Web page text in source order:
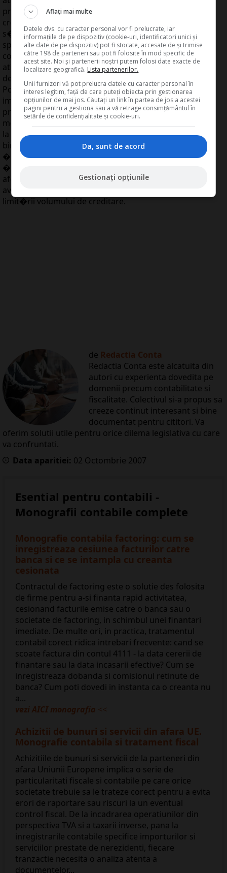
procesului de expansiune stimulat de avansul
creditelor, apreciaz� Berglof. "O �ncetinire ar putea
s� fie bun� pentru aceste ��ri. Economiile lor, �n
special la nivelul sectoarelor imobiliar �i de
construc�ii, au crescut �ntr-un ritm prea accelerat,
ating�nd, �n unele cazuri, niveluri nesustenabile", a
declarat el.
Potrivit raportului B�ncii Mondiale, m�surile
implementate de cei zece membri noi ai UE
premerg�toare ader�rii la zona euro, asociate cu
monitorizarea acestor ��ri de c�tre autorit��ile de
la Bruxelles, le-au asigurat capacitatea de a dep�i cu
bine criza din sectorul financiar. �ns� �n condi�iile
�n care criza financiar� nu s-a �ncheiat �nc�,
��rile emergente risc� �n continuare s� fie
afectate, prin schimburile comerciale, de �ncetinirea
avansului economic �n statele dezvoltate, ca urmare a
limit�rii volumului de creditare.
de Redactia Conta
Redactia Conta este alcatuita din
autori cu experienta dovedita pe
domenii precum contabilitate si
fiscalitate. Colectivul si-a propus sa
creeze continut interesant si bine
documentat pentru cititori. Va
oferim solutii utile pentru orice dilema legislativa cu care
va confruntati.
Data aparitiei: 02 Octombrie 2007
Esential pentru contabili -
Monografii contabile complete
Monografie contabila factoring: cum se
inregistreaza cesiunea facturilor catre
banca si ce se intampla cu creanta
cesionata
Contractul de factoring este o solutie des folosita
de firme pentru a-si finanta rapid activitatea,
cesionand facturile emise catre o banca sau o
societate de factoring, in schimbul unei finantari
imediate. De multe ori, in practica, tratamentul
contabil corect ridica intrebari frecvente: cand se
scoate factura din contul 4111 - la data cererii de
finantare sau la data incasarii efective? Cum se
inregistreaza dobanda si comisionul retinute de
banca? Cum poti dovedi in instanta ca o creanta nu
a...
vezi AICI monografia <<
Achizitii de bunuri si servicii din afara UE.
Monografie contabila si tratament fiscal
Achizitiile de bunuri si servicii de la parteneri din
afara Uniunii Europene implica o serie de
particularitati fiscale si contabile pe care orice
societate trebuie sa le trateze corect pentru a evita
erori de raportare sau riscuri la un eventual
control fiscal. De la incadrarea operatiunilor din
perspectiva TVA si a taxarii inverse, pana la
inregistrarile contabile specifice importurilor si
serviciilor prestate de nerezidenti, fiecare
tranzactie necesita o analiza atenta a
documentelor...
Aflați mai multe
Datele dvs. cu caracter personal vor fi prelucrate, iar
informațiile de pe dispozitiv (cookie-uri, identificatori unici și
alte date de pe dispozitiv) pot fi stocate, accesate de și trimise
către 198 de parteneri sau pot fi folosite în mod specific de
acest site. Noi și partenerii noștri putem folosi date exacte de
localizare geografică. Lista partenerilor.
Unii furnizori vă pot prelucra datele cu caracter personal în
interes legitim, față de care puteți obiecta prin gestionarea
opțiunilor de mai jos. Căutați un link în partea de jos a acestei
pagini pentru a gestiona sau a vă retrage consimțământul în
setările de confidențialitate și cookie-uri.
Da, sunt de acord
Gestionați opțiunile